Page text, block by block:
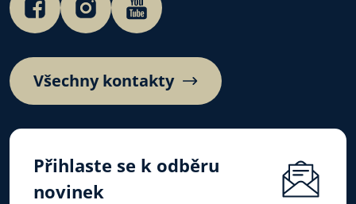
Všechny kontakty
Přihlaste se k odběru
novinek